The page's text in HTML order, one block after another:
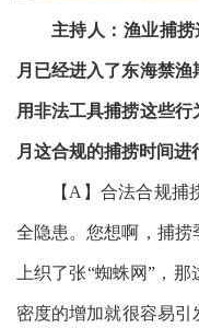
主持人：渔业捕
月已经进入了东海禁渔
用非法工具捕捞这些
月这合规的捕捞时间进
【 A】合法合规捕
全隐患。您想啊，捕
上织了张“蜘蛛网”，那
密度的增加就很容易引